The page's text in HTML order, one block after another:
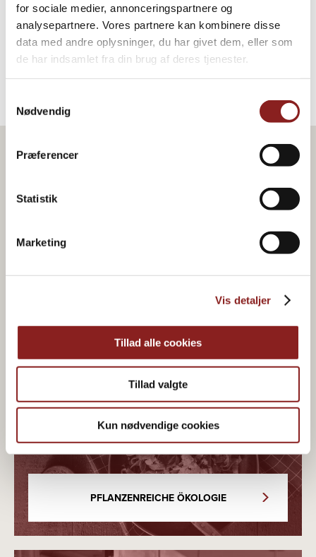
for sociale medier, annonceringspartnere og
analysepartnere. Vores partnere kan kombinere disse
data med andre oplysninger, du har givet dem, eller som
de har indsamlet fra din brug af deres tjenester.
Nødvendig
Præferencer
Statistik
Marketing
Vis detaljer
Tillad alle cookies
Tillad valgte
Kun nødvendige cookies
DRESSING, SAUCER & SUPPER
Bio & pflanzlicher Genuss
PFLANZENREICHE ÖKOLOGIE